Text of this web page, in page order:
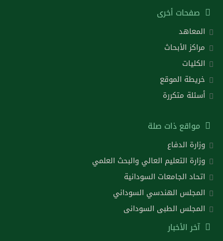
صفحات أخرى
المعاهد
مراكز الأبحاث
الكليات
خريطة الموقع
أسئلة متكررة
مواقع ذات صلة
وزارة الدفاع
وزارة التعليم العالي والبحث العلمي
اتحاد الجامعات السودانية
المجلس الهندسي السوداني
المجلس الطبى السودانى
آخر الأخبار